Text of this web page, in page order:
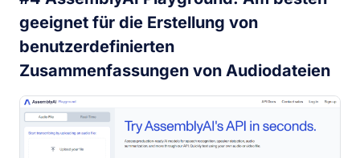
geeignet für die Erstellung von
benutzerdefinierten
Zusammenfassungen von Audiodateien